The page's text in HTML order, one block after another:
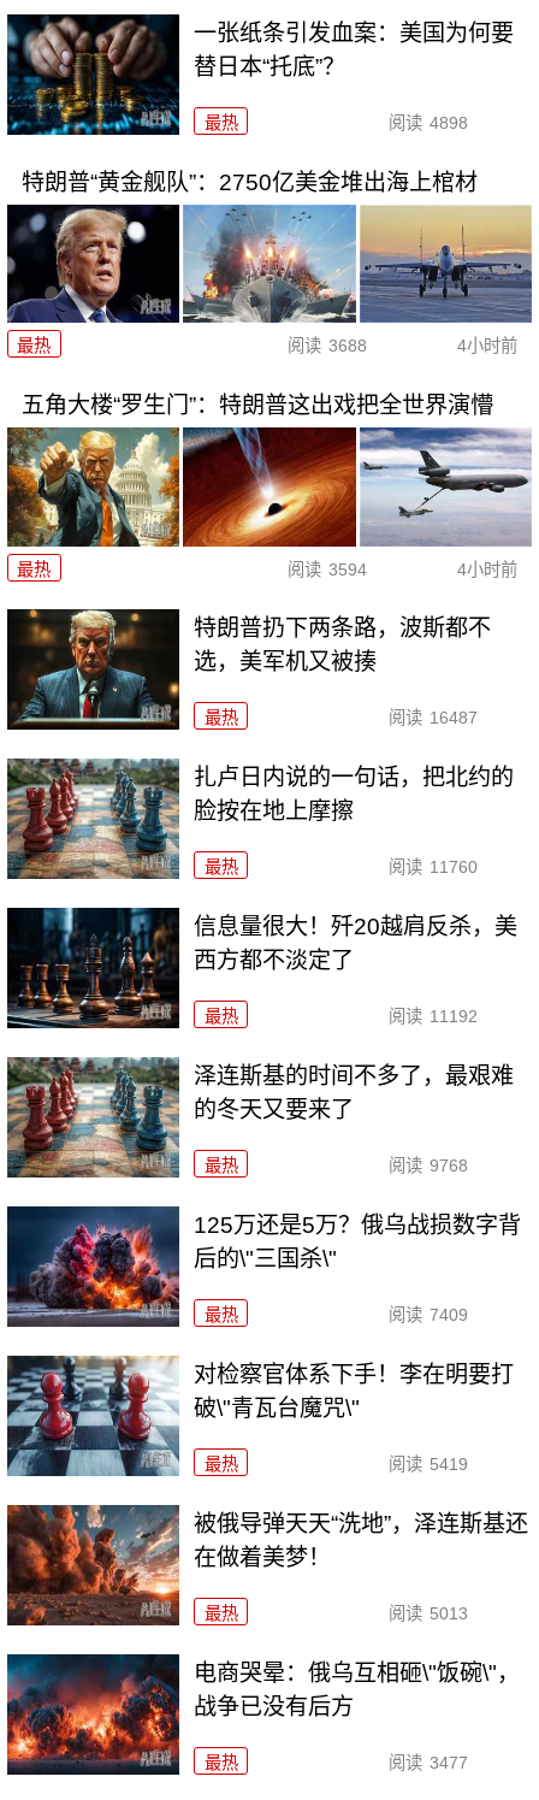
一张纸条引发血案：美国为何要
替日本“托底”？
最热 阅读 4898
特朗普“黄金舰队”：2750亿美金堆出海上棺材
最热 阅读 3688 4小时前
五角大楼“罗生门”：特朗普这出戏把全世界演懵
最热 阅读 3594 4小时前
特朗普扔下两条路，波斯都不
选，美军机又被揍
最热 阅读 16487
扎卢日内说的一句话，把北约的
脸按在地上摩擦
最热 阅读 11760
信息量很大！歼20越肩反杀，美
西方都不淡定了
最热 阅读 11192
泽连斯基的时间不多了，最艰难
的冬天又要来了
最热 阅读 9768
125万还是5万？俄乌战损数字背
后的\"三国杀\"
最热 阅读 7409
对检察官体系下手！李在明要打
破\"青瓦台魔咒\"
最热 阅读 5419
被俄导弹天天“洗地”，泽连斯基还
在做着美梦！
最热 阅读 5013
电商哭晕：俄乌互相砸\"饭碗\"，
战争已没有后方
最热 阅读 3477